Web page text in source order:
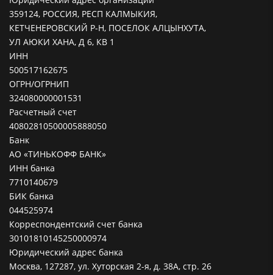
359124, РОССИЯ, РЕСП КАЛМЫКИЯ,
КЕТЧЕНЕРОВСКИЙ Р-Н, ПОСЕЛОК АЛЦЫНХУТА,
УЛ АЮКИ ХАНА, Д 6, КВ 1
ИНН
500517162675
ОГРН/ОГРНИП
324080000001531
Расчетный счет
40802810500005888050
Банк
АО «ТИНЬКОФФ БАНК»
ИНН банка
7710140679
БИК банка
044525974
Корреспондентский счет банка
30101810145250000974
Юридический адрес банка
Москва, 127287, ул. Хуторская 2-я, д. 38А, стр. 26